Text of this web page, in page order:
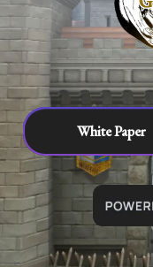
White Paper